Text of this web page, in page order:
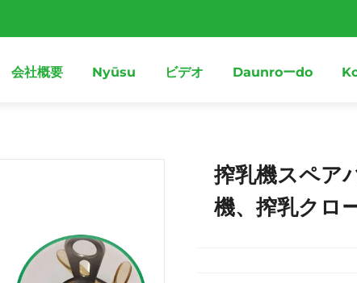
会社概要 Nyūsu ビデオ Daunroーdo
搾乳機スペア
機、搾乳クロ